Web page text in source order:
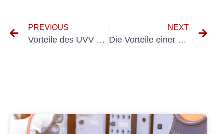
PREVIOUS
Vorteile des UVV Prüfungsprotokolls für PKW-Fahrzeughalter und -betreiber
NEXT
Die Vorteile einer regelmäßigen UVV-Prüfung für PKW: Warum es sich lohnt